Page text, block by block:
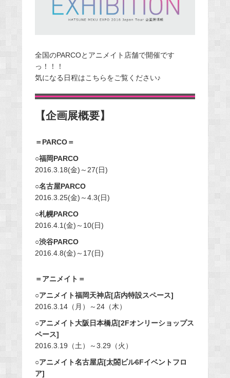
全国のPARCOとアニメイト店舗で開催です
っ！！！
気になる日程はこちらをご覧ください♪
【企画展概要】
＝PARCO＝
○福岡PARCO
2016.3.18(金)～27(日)
○名古屋PARCO
2016.3.25(金)～4.3(日)
○札幌PARCO
2016.4.1(金)～10(日)
○渋谷PARCO
2016.4.8(金)～17(日)
＝アニメイト＝
○アニメイト福岡天神店[店内特設スペース]
2016.3.14（月）～24（木）
○アニメイト大阪日本橋店[2Fオンリーショップス
ペース]
2016.3.19（土）～3.29（火）
○アニメイト名古屋店[太閤ビル6Fイベントフロ
ア]